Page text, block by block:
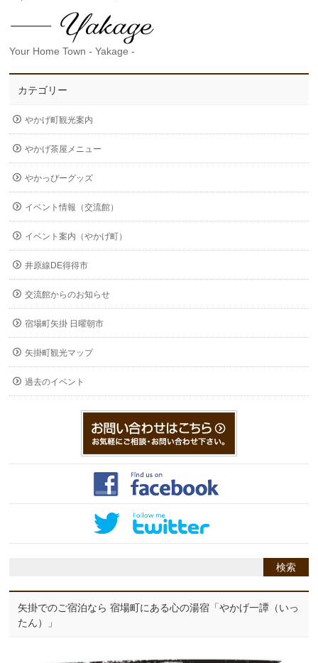
Your Home Town - Yakage -
カテゴリー
やかげ町観光案内
やかげ茶屋メニュー
やかっぴーグッズ
イベント情報（交流館）
イベント案内（やかげ町）
井原線DE得得市
交流館からのお知らせ
宿場町矢掛 日曜朝市
矢掛町観光マップ
過去のイベント
矢掛でのご宿泊なら 宿場町にある心の湯宿「やかげ一譚（いっ
たん）」